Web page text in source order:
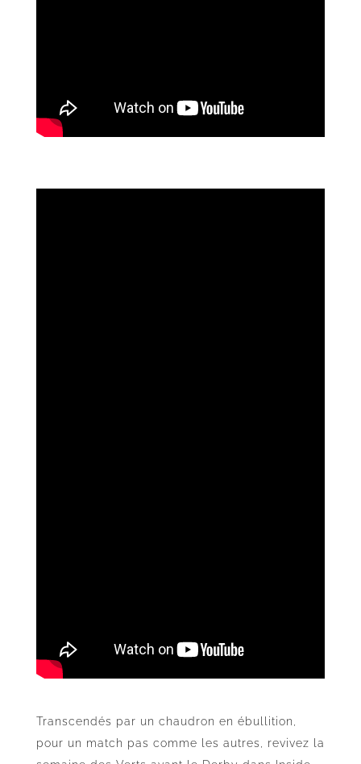
Transcendés par un chaudron en ébullition,
pour un match pas comme les autres, revivez la